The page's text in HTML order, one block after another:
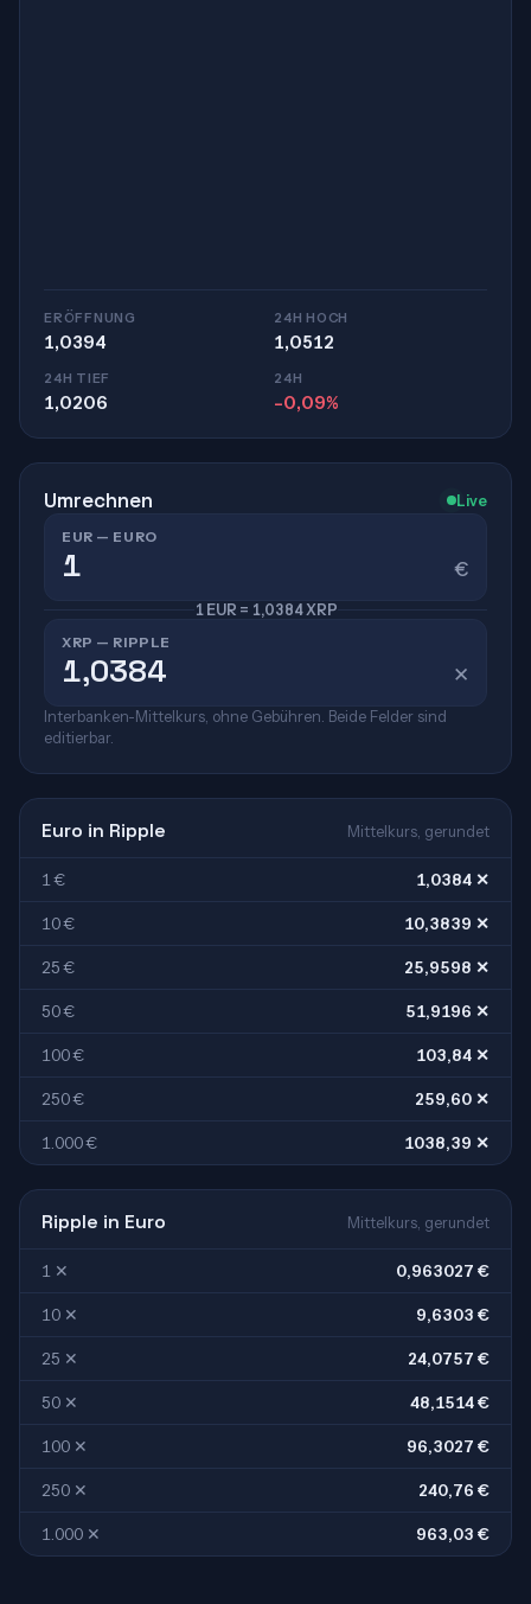
ERÖFFNUNG
1,0394
24H HOCH
1,0512
24H TIEF
1,0206
24H
-0,09%
Umrechnen Live
EUR — EURO
€
1 EUR = 1,0384 XRP
XRP — RIPPLE
✕
Interbanken-Mittelkurs, ohne Gebühren. Beide Felder sind
editierbar.
Euro in Ripple Mittelkurs, gerundet
1 € 1,0384 ✕
10 € 10,3839 ✕
25 € 25,9598 ✕
50 € 51,9196 ✕
100 € 103,84 ✕
250 € 259,60 ✕
1.000 € 1038,39 ✕
Ripple in Euro Mittelkurs, gerundet
1 ✕ 0,963027 €
10 ✕ 9,6303 €
25 ✕ 24,0757 €
50 ✕ 48,1514 €
100 ✕ 96,3027 €
250 ✕ 240,76 €
1.000 ✕ 963,03 €